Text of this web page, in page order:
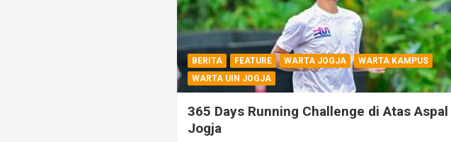
BERITA FEATURE WARTA JOGJA
WARTA KAMPUS
WARTA UIN JOGJA
365 Days Running Challenge di Atas Aspal
Jogja